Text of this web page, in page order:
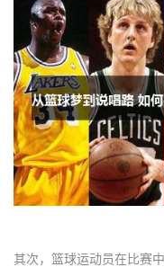
其次，篮球运动员在比赛